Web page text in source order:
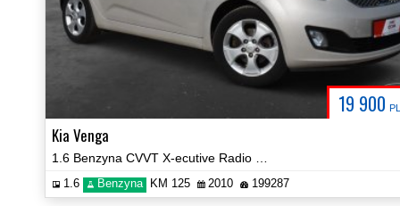
19 900
Kia Venga
1.6 Benzyna KM 125 2010 199287